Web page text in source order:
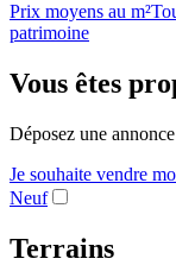
Prix moyens au m²
patrimoine
Vous êtes
Déposez une
Je souhaite vendre
Neuf
Terrains